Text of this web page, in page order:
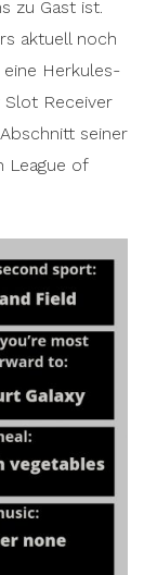
zu Gast ist.
aktuell noch
Herkules-
Slot Receiver
seiner
League of